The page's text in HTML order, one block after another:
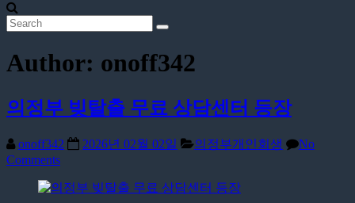
24
시
무
료
담
Author: onoff342
의정부 빚탈출 무료 상담센터 등장
onoff342 2026년 02월 02일 의정부개인회생
No
Comments